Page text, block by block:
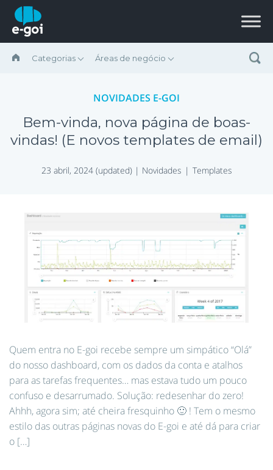
Ir para o conteúdo
Categorias Áreas de negócio
NOVIDADES E-GOI
Bem-vinda, nova página de boas-
vindas! (E novos templates de email)
23 abril, 2024 (updated) | Novidades Templates
Quem entra no E-goi recebe sempre um simpático “Olá”
do nosso dashboard, com os dados da conta e atalhos
para as tarefas frequentes… mas estava tudo um pouco
confuso e desarrumado. Solução: redesenhar do zero!
Ahhh, agora sim; até cheira fresquinho 🙂 ! Tem o mesmo
estilo das outras páginas novas do E-goi e até dá para criar
o […]